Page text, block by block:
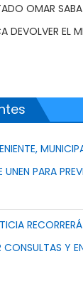
OMAR
DEVOLVER EL
PARA
CONSULTAS Y